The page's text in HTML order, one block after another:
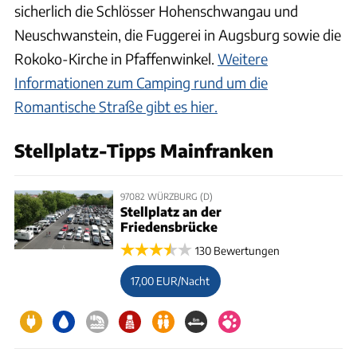
sicherlich die Schlösser Hohenschwangau und
Neuschwanstein, die Fuggerei in Augsburg sowie die
Rokoko-Kirche in Pfaffenwinkel. Weitere
Informationen zum Camping rund um die
Romantische Straße gibt es hier.
Stellplatz-Tipps Mainfranken
97082 WÜRZBURG (D)
Stellplatz an der
Friedensbrücke
130 Bewertungen
17,00 EUR/Nacht